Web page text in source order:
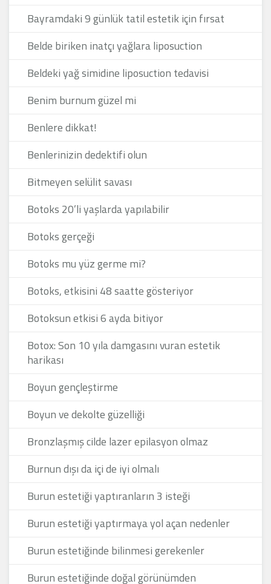
Bayramdaki 9 günlük tatil estetik için fırsat
Belde biriken inatçı yağlara liposuction
Beldeki yağ simidine liposuction tedavisi
Benim burnum güzel mi
Benlere dikkat!
Benlerinizin dedektifi olun
Bitmeyen selülit savası
Botoks 20’li yaşlarda yapılabilir
Botoks gerçeği
Botoks mu yüz germe mi?
Botoks, etkisini 48 saatte gösteriyor
Botoksun etkisi 6 ayda bitiyor
Botox: Son 10 yıla damgasını vuran estetik
harikası
Boyun gençleştirme
Boyun ve dekolte güzelliği
Bronzlaşmış cilde lazer epilasyon olmaz
Burnun dışı da içi de iyi olmalı
Burun estetiği yaptıranların 3 isteği
Burun estetiği yaptırmaya yol açan nedenler
Burun estetiğinde bilinmesi gerekenler
Burun estetiğinde doğal görünümden